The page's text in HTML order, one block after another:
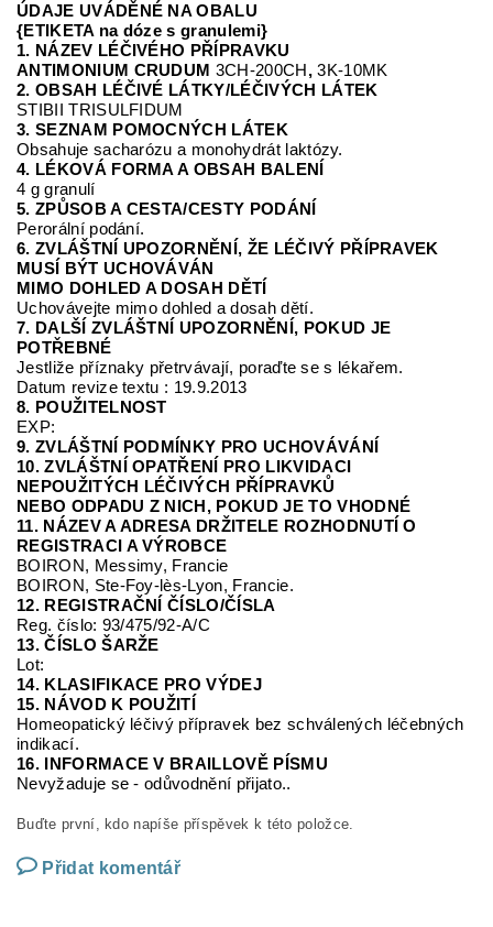
ÚDAJE UVÁDĚNÉ NA OBALU
{ETIKETA na dóze s granulemi}
1. NÁZEV LÉČIVÉHO PŘÍPRAVKU
ANTIMONIUM CRUDUM 3CH-200CH ,3K-10MK
2. OBSAH LÉČIVÉ LÁTKY/LÉČIVÝCH LÁTEK
STIBII TRISULFIDUM
3. SEZNAM POMOCNÝCH LÁTEK
Obsahuje sacharózu a monohydrát laktózy.
4. LÉKOVÁ FORMA A OBSAH BALENÍ
4 g granulí
5. ZPŮSOB A CESTA/CESTY PODÁNÍ
Perorální podání.
6. ZVLÁŠTNÍ UPOZORNĚNÍ, ŽE LÉČIVÝ PŘÍPRAVEK
MUSÍ BÝT UCHOVÁVÁN
MIMO DOHLED A DOSAH DĚTÍ
Uchovávejte mimo dohled a dosah dětí.
7. DALŠÍ ZVLÁŠTNÍ UPOZORNĚNÍ, POKUD JE
POTŘEBNÉ
Jestliže příznaky přetrvávají, poraďte se s lékařem.
Datum revize textu : 19.9.2013
8. POUŽITELNOST
EXP:
9. ZVLÁŠTNÍ PODMÍNKY PRO UCHOVÁVÁNÍ
10. ZVLÁŠTNÍ OPATŘENÍ PRO LIKVIDACI
NEPOUŽITÝCH LÉČIVÝCH PŘÍPRAVKŮ
NEBO ODPADU Z NICH, POKUD JE TO VHODNÉ
11. NÁZEV A ADRESA DRŽITELE ROZHODNUTÍ O
REGISTRACI A VÝROBCE
BOIRON, Messimy, Francie
BOIRON, Ste-Foy-lès-Lyon, Francie.
12. REGISTRAČNÍ ČÍSLO/ČÍSLA
Reg. číslo: 93/475/92-A/C
13. ČÍSLO ŠARŽE
Lot:
14. KLASIFIKACE PRO VÝDEJ
15. NÁVOD K POUŽITÍ
Homeopatický léčivý přípravek bez schválených léčebných
indikací.
16. INFORMACE V BRAILLOVĚ PÍSMU
Nevyžaduje se-odůvodnění přijato..
Buďte první, kdo napíše příspěvek k této položce.
Přidat komentář